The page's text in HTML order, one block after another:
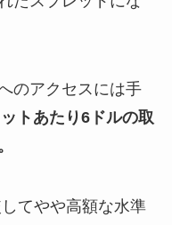
のアクセスには手
トあたり6ドルの取
てやや高額な水準